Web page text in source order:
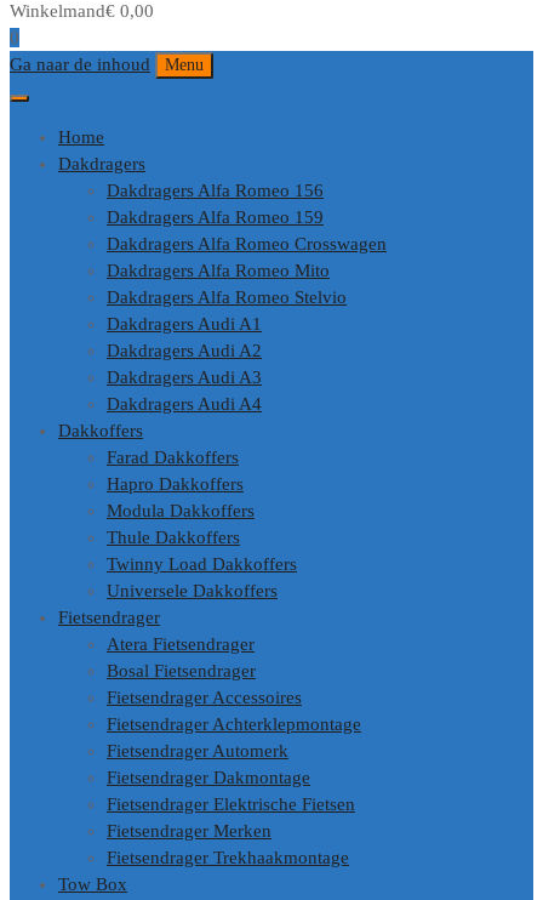
Winkelmand€ 0,00
0
Ga naar de inhoud
Menu
Home
Dakdragers
Dakdragers Alfa Romeo 156
Dakdragers Alfa Romeo 159
Dakdragers Alfa Romeo Crosswagen
Dakdragers Alfa Romeo Mito
Dakdragers Alfa Romeo Stelvio
Dakdragers Audi A1
Dakdragers Audi A2
Dakdragers Audi A3
Dakdragers Audi A4
Dakkoffers
Farad Dakkoffers
Hapro Dakkoffers
Modula Dakkoffers
Thule Dakkoffers
Twinny Load Dakkoffers
Universele Dakkoffers
Fietsendrager
Atera Fietsendrager
Bosal Fietsendrager
Fietsendrager Accessoires
Fietsendrager Achterklepmontage
Fietsendrager Automerk
Fietsendrager Dakmontage
Fietsendrager Elektrische Fietsen
Fietsendrager Merken
Fietsendrager Trekhaakmontage
Tow Box